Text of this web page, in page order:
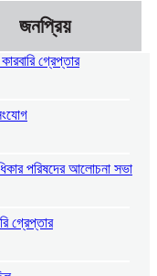
জনপ্রিয়
গ্রেপ্তার
পরিষদের আলোচনা সভা
গ্রেপ্তার